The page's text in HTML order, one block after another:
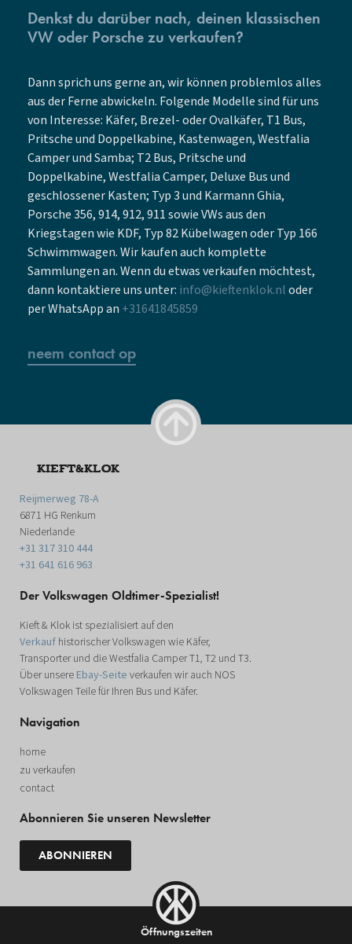
Denkst du darüber nach, deinen klassischen
VW oder Porsche zu verkaufen?
Dann sprich uns gerne an, wir können problemlos alles
aus der Ferne abwickeln. Folgende Modelle sind für uns
von Interesse: Käfer, Brezel- oder Ovalkäfer, T1 Bus,
Pritsche und Doppelkabine, Kastenwagen, Westfalia
Camper und Samba; T2 Bus, Pritsche und
Doppelkabine, Westfalia Camper, Deluxe Bus und
geschlossener Kasten; Typ 3 und Karmann Ghia,
Porsche 356, 914, 912, 911 sowie VWs aus den
Kriegstagen wie KDF, Typ 82 Kübelwagen oder Typ 166
Schwimmwagen. Wir kaufen auch komplette
Sammlungen an. Wenn du etwas verkaufen möchtest,
dann kontaktiere uns unter: info@kieftenklok.nloder
per WhatsApp an +31641845859
neem contact op
KIEFT&KLOK
Reijmerweg 78-A
6871 HG Renkum
Niederlande
+31 317 310 444
+31 641 616 963
Der Volkswagen Oldtimer-Spezialist!
Kieft & Klok ist spezialisiert auf den
Verkauf historischer Volkswagen wie Käfer,
Transporter und die Westfalia Camper T1, T2 und T3.
Über unsere Ebay-Seite verkaufen wir auch NOS
Volkswagen Teile für Ihren Bus und Käfer.
Navigation
home
zu verkaufen
contact
Abonnieren Sie unseren Newsletter
ABONNIEREN
Öffnungszeiten